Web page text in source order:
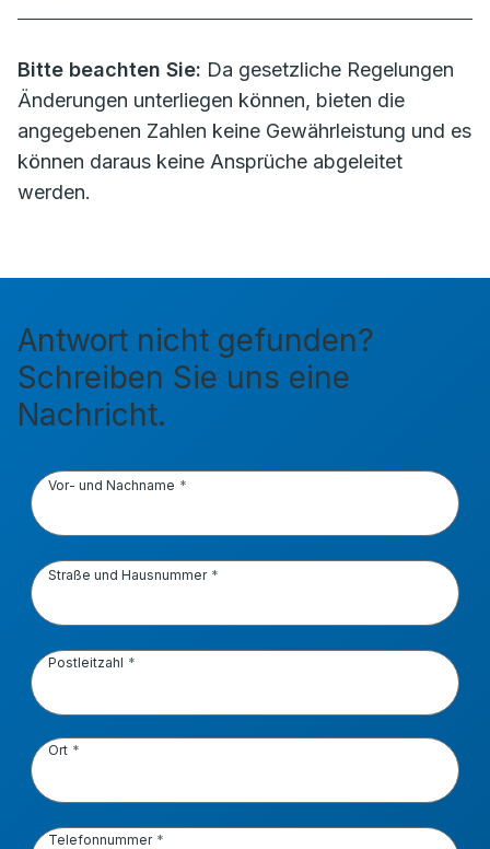
Bitte beachten Sie: Da gesetzliche Regelungen
Änderungen unterliegen können, bieten die
angegebenen Zahlen keine Gewährleistung und es
können daraus keine Ansprüche abgeleitet
werden.
Antwort nicht gefunden?
Schreiben Sie uns eine
Nachricht.
Vor- und Nachname
Straße und Hausnummer
Postleitzahl
Ort
Telefonnummer